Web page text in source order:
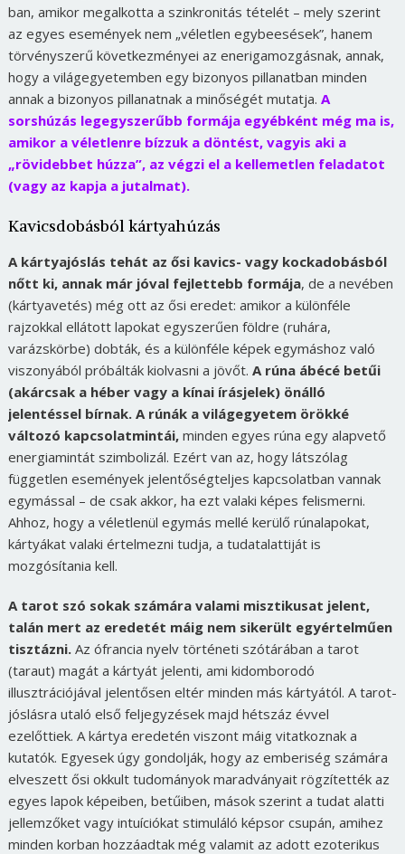
ban, amikor megalkotta a szinkronitás tételét – mely szerint
az egyes események nem „véletlen egybeesések”, hanem
törvényszerű következményei az enerigamozgásnak, annak,
hogy a világegyetemben egy bizonyos pillanatban minden
annak a bizonyos pillanatnak a minőségét mutatja. A
sorshúzás legegyszerűbb formája egyébként még ma is,
amikor a véletlenre bízzuk a döntést, vagyis aki a
„rövidebbet húzza”, az végzi el a kellemetlen feladatot
(vagy az kapja a jutalmat).
Kavicsdobásból kártyahúzás
A kártyajóslás tehát az ősi kavics- vagy kockadobásból
nőtt ki, annak már jóval fejlettebb formája, de a nevében
(kártyavetés) még ott az ősi eredet: amikor a különféle
rajzokkal ellátott lapokat egyszerűen földre (ruhára,
varázskörbe) dobták, és a különféle képek egymáshoz való
viszonyából próbálták kiolvasni a jövőt. A rúna ábécé betűi
(akárcsak a héber vagy a kínai írásjelek) önálló
jelentéssel bírnak. A rúnák a világegyetem örökké
változó kapcsolatmintái,minden egyes rúna egy alapvető
energiamintát szimbolizál. Ezért van az, hogy látszólag
független események jelentőségteljes kapcsolatban vannak
egymással – de csak akkor, ha ezt valaki képes felismerni.
Ahhoz, hogy a véletlenül egymás mellé kerülő rúnalapokat,
kártyákat valaki értelmezni tudja, a tudatalattiját is
mozgósítania kell.
A tarot szó sokak számára valami misztikusat jelent,
talán mert az eredetét máig nem sikerült egyértelműen
tisztázni. Az ófrancia nyelv történeti szótárában a tarot
(taraut) magát a kártyát jelenti, ami kidomborodó
illusztrációjával jelentősen eltér minden más kártyától. A tarot-
jóslásra utaló első feljegyzések majd hétszáz évvel
ezelőttiek. A kártya eredetén viszont máig vitatkoznak a
kutatók. Egyesek úgy gondolják, hogy az emberiség számára
elveszett ősi okkult tudományok maradványait rögzítették az
egyes lapok képeiben, betűiben, mások szerint a tudat alatti
jellemzőket vagy intuíciókat stimuláló képsor csupán, amihez
minden korban hozzáadtak még valamit az adott ezoterikus